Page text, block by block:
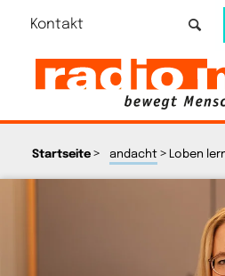
Kontakt
Startseite> andacht> Loben